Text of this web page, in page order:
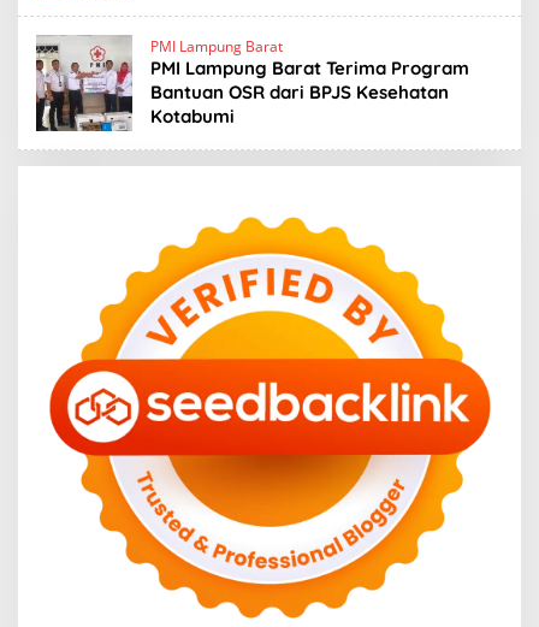
PMI Lampung Barat
PMI Lampung Barat Terima Program
Bantuan OSR dari BPJS Kesehatan
Kotabumi